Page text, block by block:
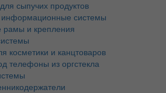
сыпучих продуктов
системы
рамы и крепления
косметики и канцтоваров
телефоны из оргстекла